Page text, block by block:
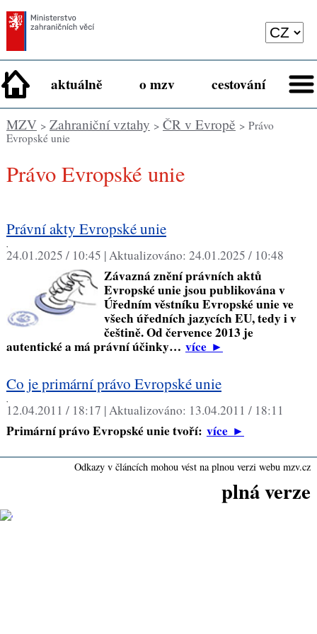
aktuálně o mzv cestování
MZV> Zahraniční vztahy > ČR v Evropě > Právo
Evropské unie
Právo Evropské unie
Právní akty Evropské unie
,
24.01.2025 / 10:45 |Aktualizováno: 24.01.2025 / 10:48
Závazná znění právních aktů
Evropské unie jsou publikována v
Úředním věstníku Evropské unie ve
všech úředních jazycích EU, tedy i v
češtině. Od července 2013 je
autentické a má právní účinky… více►
Co je primární právo Evropské unie
,
12.04.2011 / 18:17 |Aktualizováno: 13.04.2011 / 18:11
Primární právo Evropské unie tvoří: více►
Odkazy v článcích mohou vést na plnou verzi webu mzv.cz
plná verze